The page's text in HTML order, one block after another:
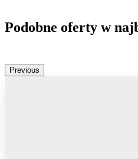
Podobne oferty w
Previous